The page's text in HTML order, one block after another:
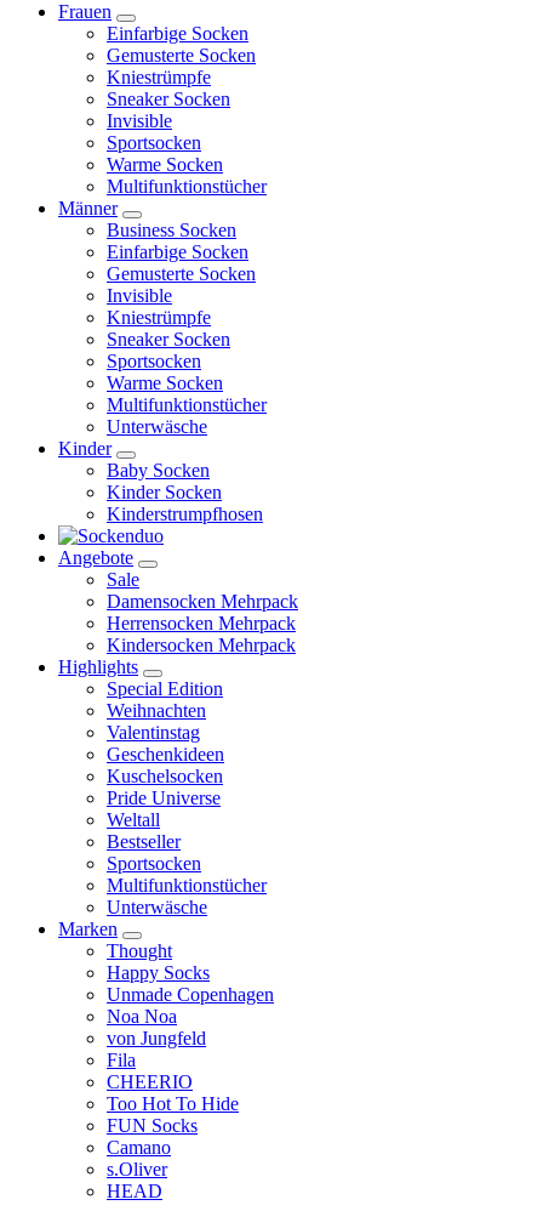
Frauen
Einfarbige Socken
Gemusterte Socken
Kniestrümpfe
Sneaker Socken
Invisible
Sportsocken
Warme Socken
Multifunktionstücher
Männer
Business Socken
Einfarbige Socken
Gemusterte Socken
Invisible
Kniestrümpfe
Sneaker Socken
Sportsocken
Warme Socken
Multifunktionstücher
Unterwäsche
Kinder
Baby Socken
Kinder Socken
Kinderstrumpfhosen
Angebote
Sale
Damensocken Mehrpack
Herrensocken Mehrpack
Kindersocken Mehrpack
Highlights
Special Edition
Weihnachten
Valentinstag
Geschenkideen
Kuschelsocken
Pride Universe
Weltall
Bestseller
Sportsocken
Multifunktionstücher
Unterwäsche
Marken
Thought
Happy Socks
Unmade Copenhagen
Noa Noa
von Jungfeld
Fila
CHEERIO
Too Hot To Hide
FUN Socks
Camano
s.Oliver
HEAD